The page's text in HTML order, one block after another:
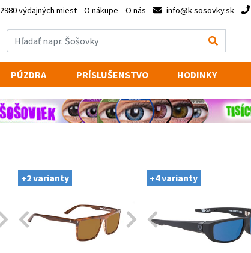
2980 výdajných miest O nákupe O nás info@k-sosovky.sk
PÚZDRA PRÍSLUŠENSTVO HODINKY
+2 varianty +4 varianty